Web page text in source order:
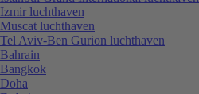
Izmir luchthaven
Muscat luchthaven
Tel Aviv-Ben Gurion luchthaven
Bahrain
Bangkok
Doha